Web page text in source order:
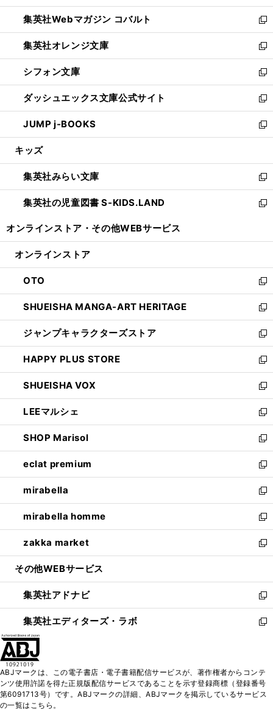
開
く
ウ
で
開
く
ン
ド
ウ
で
開
く
ウ
ィ
ン
ド
ウ
で
開
く
集英社Webマガジン コバルト
新
し
い
ウ
ィ
ン
ド
ウ
で
開
集英社オレンジ文庫
新
し
い
ウ
ィ
ン
ド
ウ
開
く
シフォン文庫
新
し
い
ウ
ィ
ン
ウ
で
開
く
ダッシュエックス文庫公式サイト
新
し
い
ウ
ン
ド
ウ
で
JUMP j-BOOKS
新
し
ウ
ィ
ン
ド
開
キッズ
集英社みらい文庫
新
し
い
ン
ウ
で
開
く
集英社の児童図書 S-KIDS.LAND
新
ウ
ン
ド
ウ
で
開
く
オンラインストア・ その他WEBサービス
オンラインストア
OTO
新
し
い
ウ
ィ
ン
ド
ウ
で
開
く
SHUEISHA MANGA-ART HERITAGE
新
し
い
ウ
ィ
ン
ド
ウ
で
開
く
ジャンプキャラクターズストア
新
し
い
ウ
ィ
ン
ド
ウ
で
開
く
HAPPY PLUS STORE
新
し
い
ウ
ィ
ン
ド
ウ
で
開
く
SHUEISHA VOX
新
し
い
ウ
ィ
ン
ド
ウ
で
開
く
LEEマルシェ
新
し
い
ウ
ィ
ン
ド
ウ
で
開
く
SHOP Marisol
新
し
い
ウ
ィ
ン
ド
ウ
で
開
eclat premium
新
し
い
ウ
ィ
ン
ド
ウ
開
く
mirabella
新
し
い
ウ
ィ
ン
ウ
で
開
く
mirabella homme
新
し
い
ウ
ン
ド
ウ
で
zakka market
新
し
ウ
ィ
ン
ド
く
その他WEBサービス
集英社アドナビ
新
し
い
ド
ウ
で
集英社エディターズ・ラボ
新
ィ
ン
ド
ABJマークは、この電子書店・電子書籍配信サービスが、著作権者からコンテ
ンツ使用許諾を得た正規版配信サービスであることを示す登録商標（登録番号
第6091713号）です。ABJマークの詳細、ABJマークを掲示しているサービス
の一覧はこちら。